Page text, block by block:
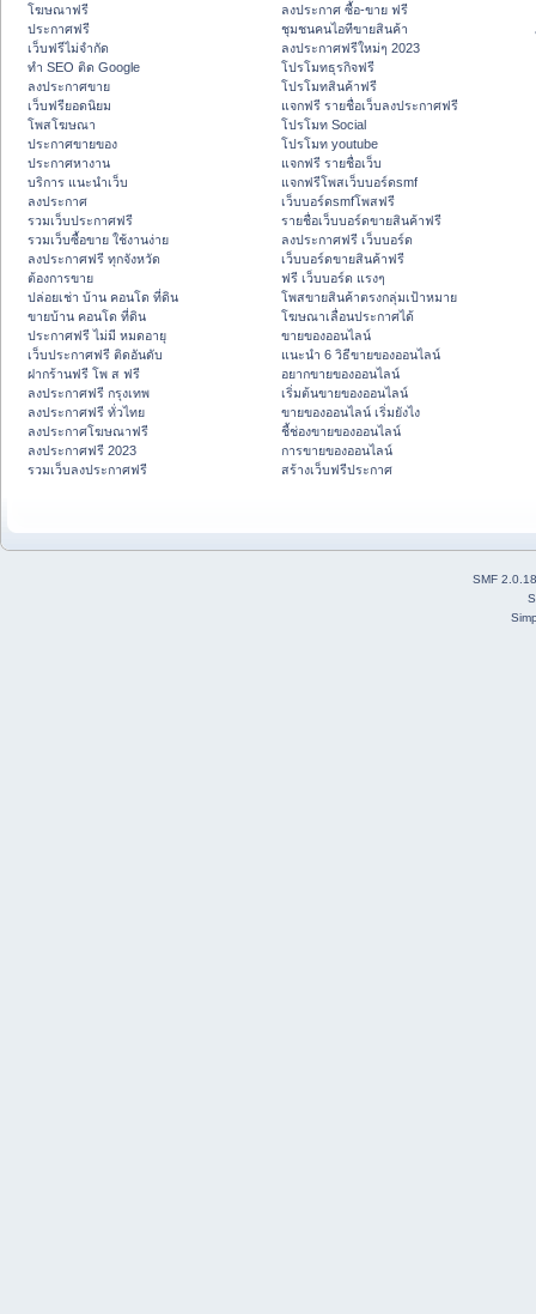
โฆษณาฟรี
ประกาศฟรี
เว็บฟรีไม่จำกัด
ทำ SEO ติด Google
ลงประกาศขาย
เว็บฟรียอดนิยม
โพสโฆษณา
ประกาศขายของ
ประกาศหางาน
บริการ แนะนำเว็บ
ลงประกาศ
รวมเว็บประกาศฟรี
รวมเว็บซื้อขาย ใช้งานง่าย
ลงประกาศฟรี ทุกจังหวัด
ต้องการขาย
ปล่อยเช่า บ้าน คอนโด ที่ดิน
ขายบ้าน คอนโด ที่ดิน
ประกาศฟรี ไม่มี หมดอายุ
เว็บประกาศฟรี ติดอันดับ
ฝากร้านฟรี โพ ส ฟรี
ลงประกาศฟรี กรุงเทพ
ลงประกาศฟรี ทั่วไทย
ลงประกาศโฆษณาฟรี
ลงประกาศฟรี 2023
รวมเว็บลงประกาศฟรี
ลงประกาศ ซื้อ-ขาย ฟรี
ชุมชนคนไอทีขายสินค้า
ลงประกาศฟรีใหม่ๆ 2023
โปรโมทธุรกิจฟรี
โปรโมทสินค้าฟรี
แจกฟรี รายชื่อเว็บลงประกาศฟรี
โปรโมท Social
โปรโมท youtube
แจกฟรี รายชื่อเว็บ
แจกฟรีโพสเว็บบอร์ดsmf
เว็บบอร์ดsmfโพสฟรี
รายชื่อเว็บบอร์ดขายสินค้าฟรี
ลงประกาศฟรี เว็บบอร์ด
เว็บบอร์ดขายสินค้าฟรี
ฟรี เว็บบอร์ด แรงๆ
โพสขายสินค้าตรงกลุ่มเป้าหมาย
โฆษณาเลื่อนประกาศได้
ขายของออนไลน์
แนะนำ 6 วิธีขายของออนไลน์
อยากขายของออนไลน์
เริ่มต้นขายของออนไลน์
ขายของออนไลน์ เริ่มยังไง
ชี้ช่องขายของออนไลน์
การขายของออนไลน์
สร้างเว็บฟรีประกาศ
SMF 2.0.18